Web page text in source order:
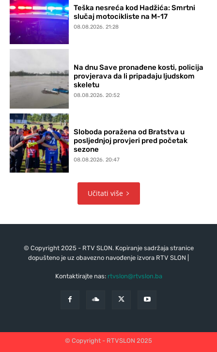
Teška nesreća kod Hadžića: Smrtni
slučaj motocikliste na M-17
08.08.2026. 21:28
Na dnu Save pronađene kosti, policija
provjerava da li pripadaju ljudskom
skeletu
08.08.2026. 20:52
Sloboda poražena od Bratstva u
posljednjoj provjeri pred početak
sezone
08.08.2026. 20:47
Učitati više
© Copyright 2025 - RTV SLON. Kopiranje sadržaja stranice
dopušteno je uz obavezno navođenje izvora RTV SLON |
Kontaktirajte nas: rtvslon@rtvslon.ba
© Copyright - RTVSLON 2025